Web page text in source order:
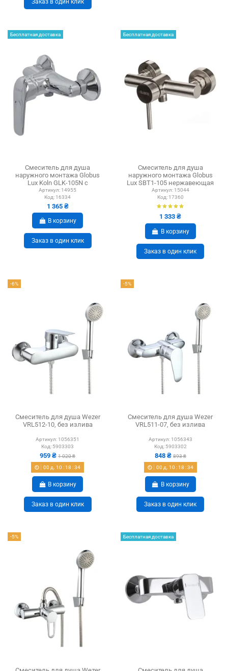
Заказ в один клик
Бесплатная доставка
Смеситель для душа
наружного монтажа Globus
Lux Koln GLK-105N с
душевым набором
Артикул: 14955
Код: 16334
1 365 ₴
В корзину
Заказ в один клик
Бесплатная доставка
Смеситель для душа
наружного монтажа Globus
Lux SBT1-105 нержавеющая
сталь
Артикул: 15044
Код: 17360
1 333 ₴
В корзину
Заказ в один клик
-6%
Смеситель для душа Wezer
VRL512-10, без излива
Артикул: 1056351
Код: 5903303
959 ₴1 020 ₴
00 д. 10 : 18 :33
В корзину
Заказ в один клик
-5%
Смеситель для душа Wezer
VRL511-07, без излива
Артикул: 1056343
Код: 5903302
848 ₴ 893 ₴
00 д. 10 : 18 :33
В корзину
Заказ в один клик
-5% Бесплатная доставка